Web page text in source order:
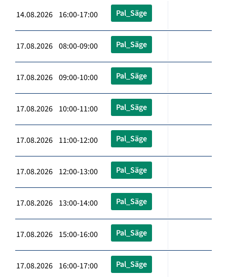
14.08.2026 16:00-17:00 Pal_Säge
17.08.2026 08:00-09:00 Pal_Säge
17.08.2026 09:00-10:00 Pal_Säge
17.08.2026 10:00-11:00 Pal_Säge
17.08.2026 11:00-12:00 Pal_Säge
17.08.2026 12:00-13:00 Pal_Säge
17.08.2026 13:00-14:00 Pal_Säge
17.08.2026 15:00-16:00 Pal_Säge
17.08.2026 16:00-17:00 Pal_Säge